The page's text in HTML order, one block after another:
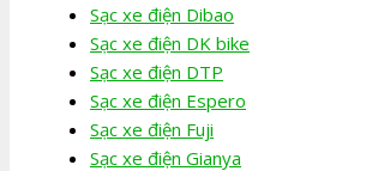
Sạc xe điện Dibao
Sạc xe điện DK bike
Sạc xe điện DTP
Sạc xe điện Espero
Sạc xe điện Fuji
Sạc xe điện Gianya